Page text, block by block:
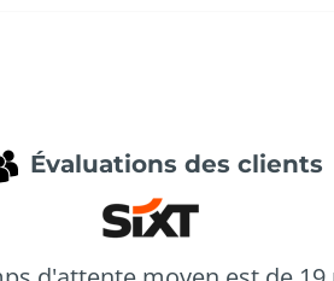
Évaluations des clients